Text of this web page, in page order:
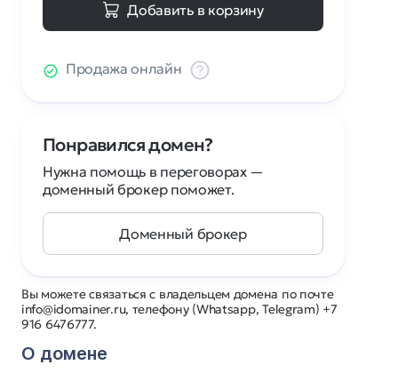
Вы можете связаться с владельцем домена по почте
info@idomainer.ru, телефону (Whatsapp, Telegram) +7
916 6476777.
О домене
Добавить в корзину
Продажа онлайн
Понравился домен?
Нужна помощь в переговорах —
доменный брокер поможет.
Доменный брокер